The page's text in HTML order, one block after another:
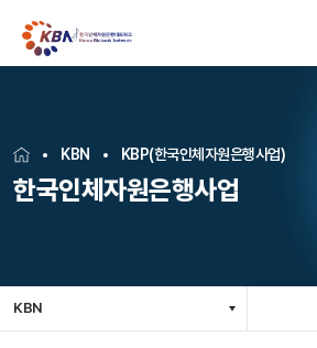
KBN KBP(한국인체자원은행사업)
한국인체자원은행사업
KBN